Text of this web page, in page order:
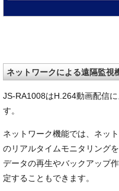
ネットワークによる遠隔監視
JS-RA1008はH.264動画配信
す。
ネットワーク機能では、ネッ
のリアルタイムモニタリング
データの再生やバックアップ
定することもできます。